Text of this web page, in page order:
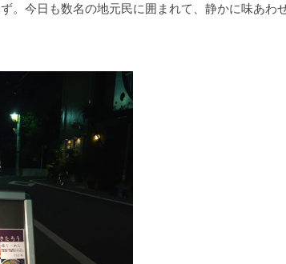
。今日も数名の地元民に囲まれて、静かに味あわ